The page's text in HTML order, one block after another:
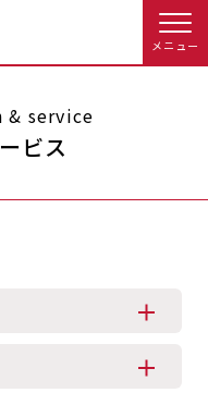
メニュー
service
ビス